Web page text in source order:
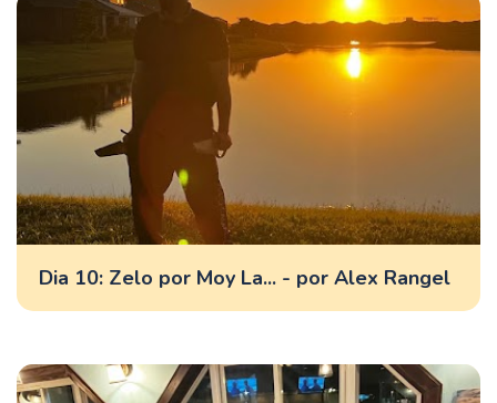
Dia 10: Zelo por Moy La... - por Alex Rangel